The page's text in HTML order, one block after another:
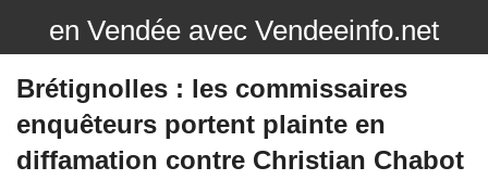
en Vendée avec Vendeeinfo.net
Brétignolles : les commissaires
enquêteurs portent plainte en
diffamation contre Christian Chabot